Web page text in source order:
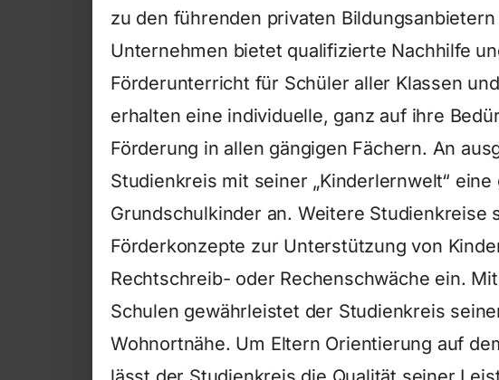
zu den führenden privaten
Unternehmen bietet qualifizierte Nachhilfe
Förderunterricht für Schüler aller Klassen
erhalten eine individuelle, ganz auf ihre
Förderung in allen gängigen Fächern. An
Studienkreis mit seiner „Kinderlernwelt“
Grundschulkinder an. Weitere Studienkreise
Förderkonzepte zur Unterstützung von
Rechtschreib- oder Rechenschwäche ein.
Schulen gewährleistet der Studienkreis
Wohnortnähe. Um Eltern Orientierung auf